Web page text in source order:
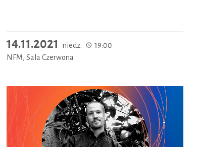
14.11.2021 niedz.
19:00
NFM, Sala Czerwona